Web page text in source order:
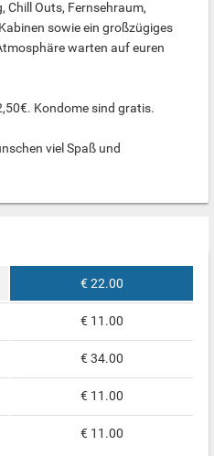
Chill Outs, Fernsehraum,
sowie ein großzügiges
warten auf euren
Kondome sind gratis.
viel Spaß und
€ 22.00
€ 11.00
€ 34.00
€ 11.00
€ 11.00